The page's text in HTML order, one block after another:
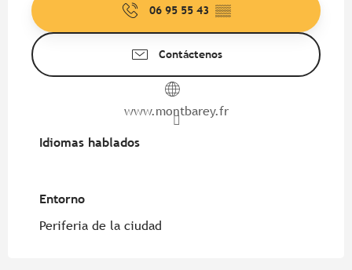
06 95 55 43 ▒▒
Contáctenos
www.montbarey.fr
Idiomas hablados
Idiomas hablados
Entorno
Entorno
Periferia de la ciudad